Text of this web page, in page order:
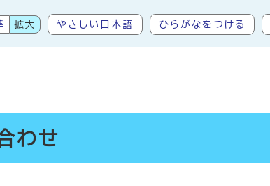
拡大 やさしい日本語 ひらがなをつける
わせ